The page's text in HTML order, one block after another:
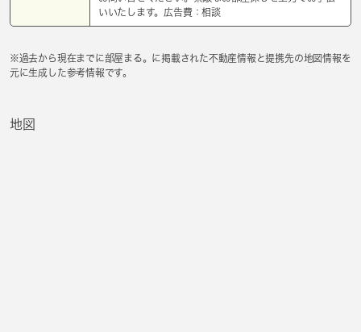
いいたします。広告費：相談
※過去から現在までに部屋まる。に掲載された不動産情報と提携先の地図情報を
元に生成した参考情報です。
地図